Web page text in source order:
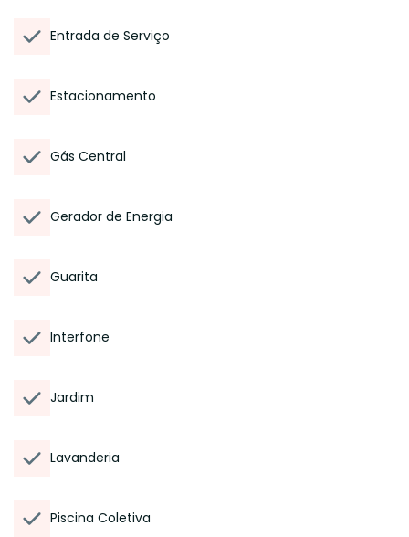
Entrada de Serviço
Estacionamento
Gás Central
Gerador de Energia
Guarita
Interfone
Jardim
Lavanderia
Piscina Coletiva